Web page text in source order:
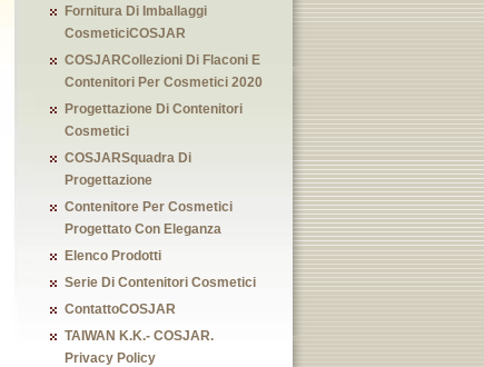
Fornitura Di Imballaggi
CosmeticiCOSJAR
COSJARCollezioni Di Flaconi E
Contenitori Per Cosmetici 2020
Progettazione Di Contenitori
Cosmetici
COSJARSquadra Di
Progettazione
Contenitore Per Cosmetici
Progettato Con Eleganza
Elenco Prodotti
Serie Di Contenitori Cosmetici
ContattoCOSJAR
TAIWAN K.K.- COSJAR.
Privacy Policy